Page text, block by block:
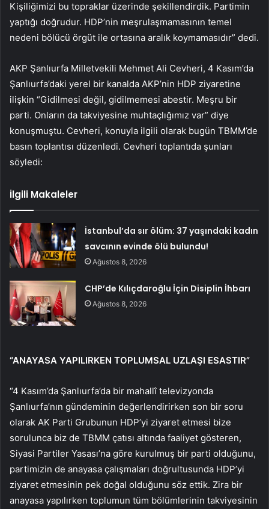
Kişiliğimizi bu topraklar üzerinde şekillendirdik. Partimin
yaptığı doğrudur. HDP’nin meşrulaşmamasının temel
nedeni bölücü örgüt ile ortasına aralık koymamasıdır” dedi.
AKP Şanlıurfa Milletvekili Mehmet Ali Cevheri, 4 Kasım’da
Şanlıurfa’daki yerel bir kanalda AKP’nin HDP ziyaretine
ilişkin “Gidilmesi değil, gidilmemesi abestir. Meşru bir
parti. Onların da takviyesine muhtaçlığımız var” diye
konuşmuştu. Cevheri, konuyla ilgili olarak bugün TBMM’de
basın toplantısı düzenledi. Cevheri toplantıda şunları
söyledi:
İlgili Makaleler
İstanbul’da sır ölüm: 37 yaşındaki kadın
savcının evinde ölü bulundu!
Ağustos 8, 2026
CHP’de Kılıçdaroğlu İçin Disiplin İhbarı
Ağustos 8, 2026
“ANAYASA YAPILIRKEN TOPLUMSAL UZLAŞI ESASTIR”
“4 Kasım’da Şanlıurfa’da bir mahallî televizyonda
Şanlıurfa’nın gündeminin değerlendirirken son bir soru
olarak AK Parti Grubunun HDP’yi ziyaret etmesi bize
sorulunca biz de TBMM çatısı altında faaliyet gösteren,
Siyasi Partiler Yasası’na göre kurulmuş bir parti olduğunu,
partimizin de anayasa çalışmaları doğrultusunda HDP’yi
ziyaret etmesinin pek doğal olduğunu söz ettik. Zira bir
anayasa yapılırken toplumun tüm bölümlerinin takviyesinin